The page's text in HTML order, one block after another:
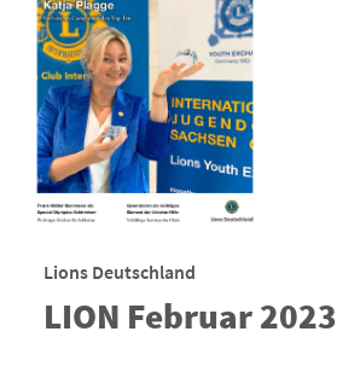
Lions Deutschland
LION Februar 2023